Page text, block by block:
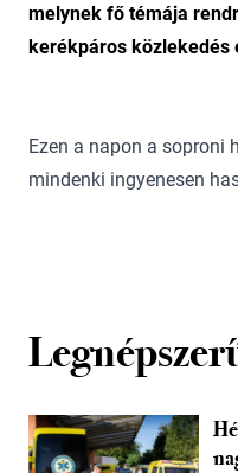
melynek fő témája
kerékpáros közlekedés
Ezen a napon a soproni
mindenki ingyenesen